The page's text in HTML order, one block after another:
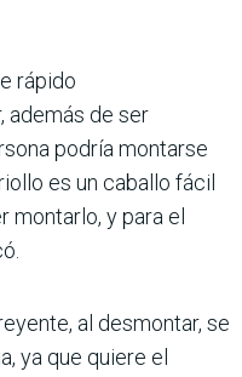
rápido
además de ser
podría montarse
es un caballo fácil
montarlo, y para el
al desmontar, se
ya que quiere el